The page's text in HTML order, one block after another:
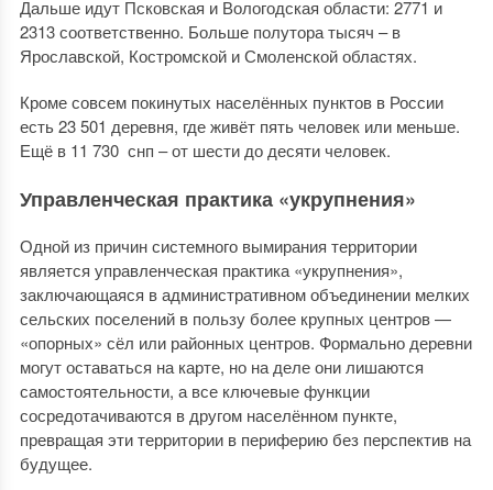
Дальше идут Псковская и Вологодская области: 2771 и
2313 соответственно. Больше полутора тысяч – в
Ярославской, Костромской и Смоленской областях.
Кроме совсем покинутых населённых пунктов в России
есть 23 501 деревня, где живёт пять человек или меньше.
Ещё в 11 730 снп – от шести до десяти человек.
Управленческая практика «укрупнения»
Одной из причин системного вымирания территории
является управленческая практика «укрупнения»,
заключающаяся в административном объединении мелких
сельских поселений в пользу более крупных центров —
«опорных» сёл или районных центров. Формально деревни
могут оставаться на карте, но на деле они лишаются
самостоятельности, а все ключевые функции
сосредотачиваются в другом населённом пункте,
превращая эти территории в периферию без перспектив на
будущее.